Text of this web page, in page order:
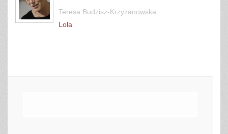
Teresa Budzisz-Krzyzanowska
Lola